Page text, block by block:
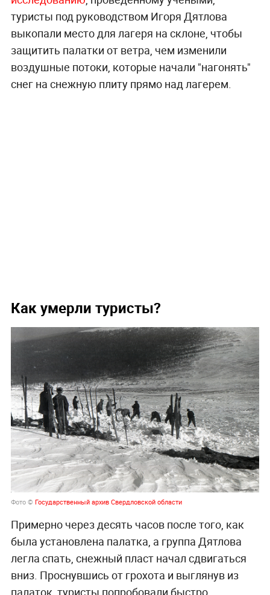
туристы под руководством Игоря Дятлова
выкопали место для лагеря на склоне, чтобы
защитить палатки от ветра, чем изменили
воздушные потоки, которые начали "нагонять"
снег на снежную плиту прямо над лагерем.
Как умерли туристы?
Фото © Государственный архив Свердловской области
Примерно через десять часов после того, как
была установлена палатка, а группа Дятлова
легла спать, снежный пласт начал сдвигаться
вниз. Проснувшись от грохота и выглянув из
палаток, туристы попробовали быстро